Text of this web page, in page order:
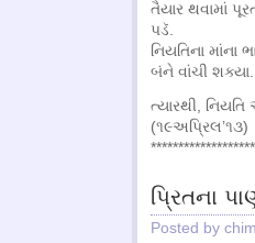
તૈયાર થવામાં
પડૅ.
નિયતિના
બંને વાંચી શક્યા.
ત્યારથી, નિયતિ
(૧૯અપ્રિલ’૧૩)
પ્રિતના
Posted by